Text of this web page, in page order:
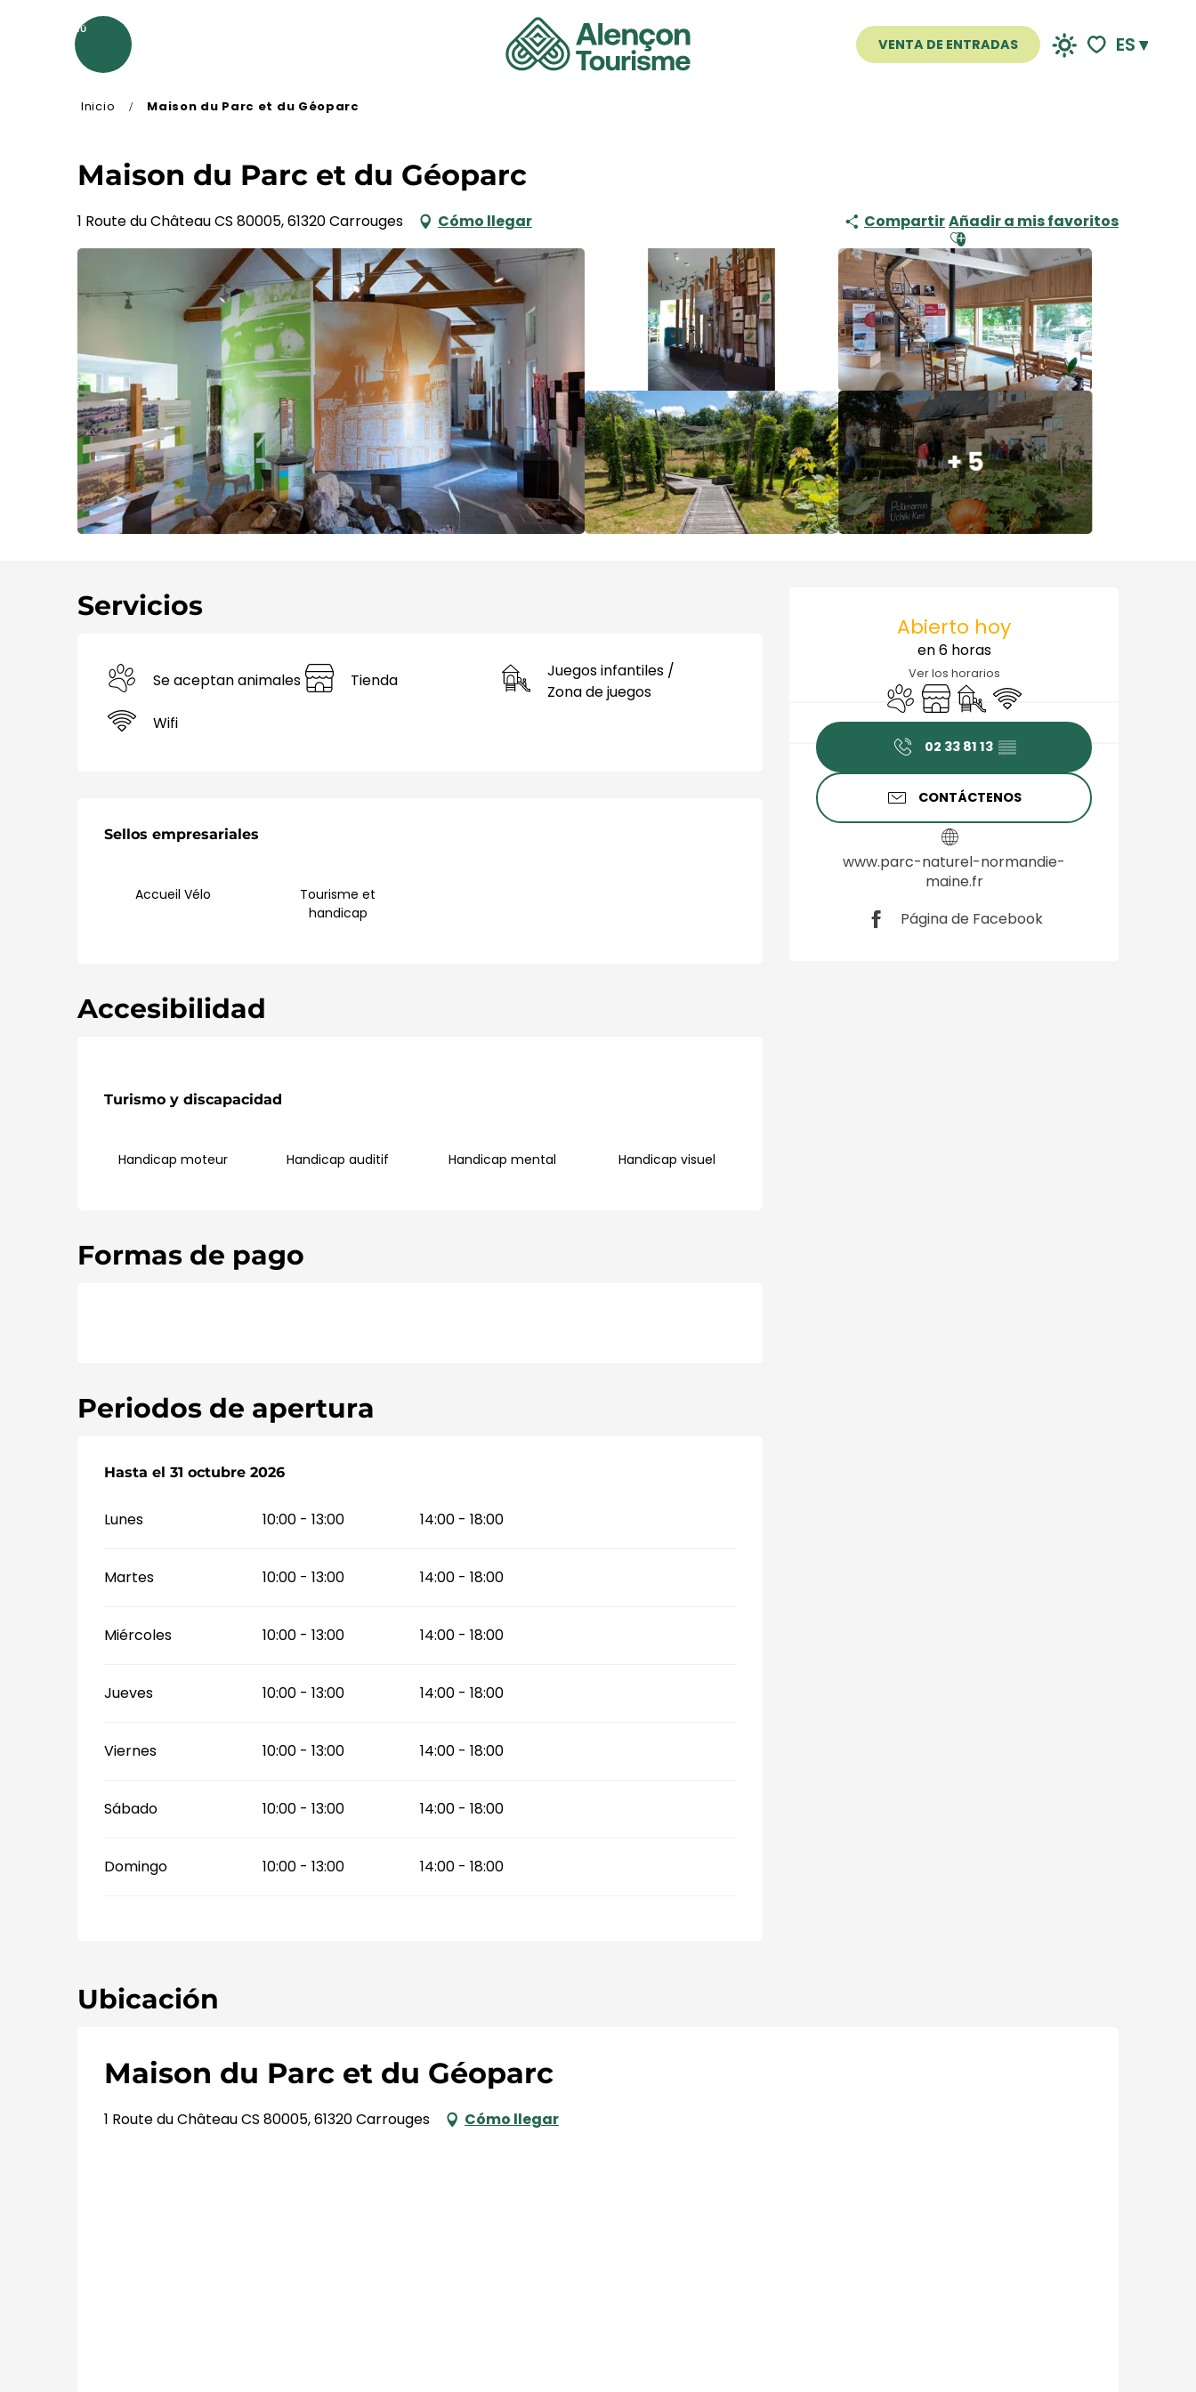
VENTA DE ENTRADAS ES
MENÚ
Inicio Maison du Parc et du Géoparc
Maison du Parc et du Géoparc
1 Route du Château CS 80005, 61320 Carrouges Cómo llegar CompartirAjouter aux favoris
Añadir a mis favoritos
+ 5
Horarios y datos de
Abierto hoy
en 6 horas
Ver los horarios
Se aceptan animales
TiendaJuegos infantiles / Zona de juegos
Wifi
02 33 81 13 ▒▒
CONTÁCTENOS
www.parc-naturel-normandie-
maine.fr
Página de Facebook
Servicios
Se aceptan animales Tienda
Juegos infantiles /
Zona de juegos
Wifi
Oferta de prestaciones
Sellos empresariales
Sellos empresariales
Accueil Vélo
Tourisme et
handicap
Accesibilidad
Turismo y discapacidad
Turismo y discapacidad
Handicap moteur Handicap auditif Handicap mental Handicap visuel
Formas de pago
Periodos de apertura
Del1 abril 2026al31 octubre 2026
Hasta el 31 octubre 2026
Lunes 10:00 - 13:00 14:00 - 18:00
Martes 10:00 - 13:00 14:00 - 18:00
Miércoles 10:00 - 13:00 14:00 - 18:00
Jueves 10:00 - 13:00 14:00 - 18:00
Viernes 10:00 - 13:00 14:00 - 18:00
Sábado 10:00 - 13:00 14:00 - 18:00
Domingo 10:00 - 13:00 14:00 - 18:00
Ubicación
Maison du Parc et du Géoparc
1 Route du Château CS 80005, 61320 Carrouges Cómo llegar